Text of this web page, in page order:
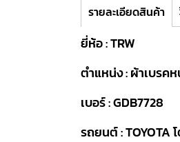
รายละเอียดสินค้า
ยี่ห้อ : TRW
ตำแหน่ง : ผ้าเบรค
เบอร์ : GDB7728
รถยนต์ : TOYOTA